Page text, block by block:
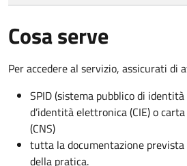
Cosa serve
Per accedere al servizio, assicurati di
SPID (sistema pubblico di
d’identità elettronica (CIE) o
(CNS)
tutta la documentazione
della pratica.